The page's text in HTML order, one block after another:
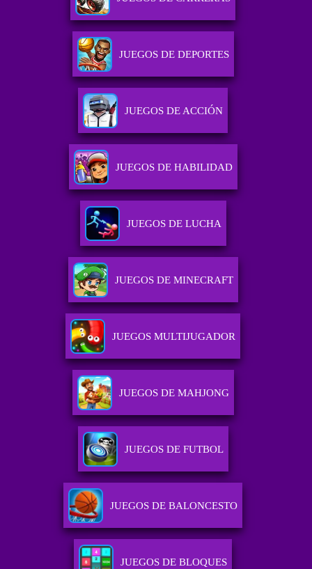
JUEGOS DE DEPORTES
JUEGOS DE ACCIÓN
JUEGOS DE HABILIDAD
JUEGOS DE LUCHA
JUEGOS DE MINECRAFT
JUEGOS MULTIJUGADOR
JUEGOS DE MAHJONG
JUEGOS DE FUTBOL
JUEGOS DE BALONCESTO
JUEGOS DE BLOQUES